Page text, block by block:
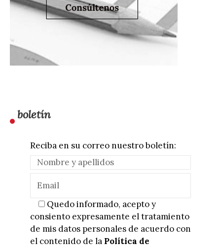
boletín
Reciba en su correo nuestro boletín:
Quedo informado, acepto y
consiento expresamente el tratamiento
de mis datos personales de acuerdo con
el contenido de la Política de